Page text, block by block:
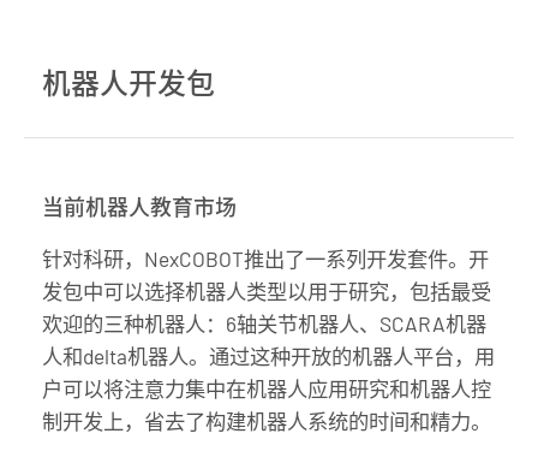
机器人开发包
当前机器人教育市场
针对科研，NexCOBOT推出了一系列开发套件。开
发包中可以选择机器人类型以用于研究，包括最受
欢迎的三种机器人：6轴关节机器人、SCARA机器
人和delta机器人。通过这种开放的机器人平台，用
户可以将注意力集中在机器人应用研究和机器人控
制开发上，省去了构建机器人系统的时间和精力。